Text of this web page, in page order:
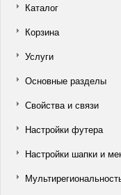
Каталог
Корзина
Услуги
Основные разделы
Свойства и связи
Настройки футера
Настройки шапки и